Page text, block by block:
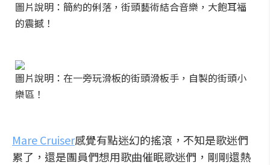
圖片說明：簡約的俐落，街頭藝術結合音樂，大飽耳福
的震撼！
圖片說明：在一旁玩滑板的街頭滑板手，自製的街頭小
樂區！
Mare Cruiser感覺有點迷幻的搖滾，不知是歌迷們
累了，還是團員們想用歌曲催眠歌迷們，剛剛還熱